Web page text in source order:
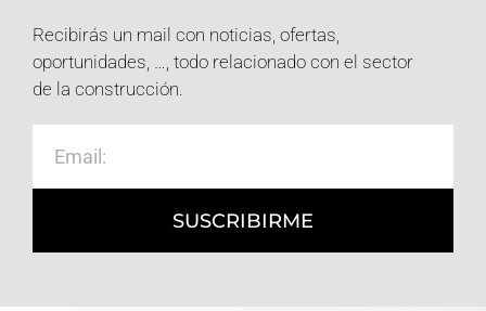
Recibirás un mail con noticias, ofertas,
oportunidades, …, todo relacionado con el sector
de la construcción.
SUSCRIBIRME